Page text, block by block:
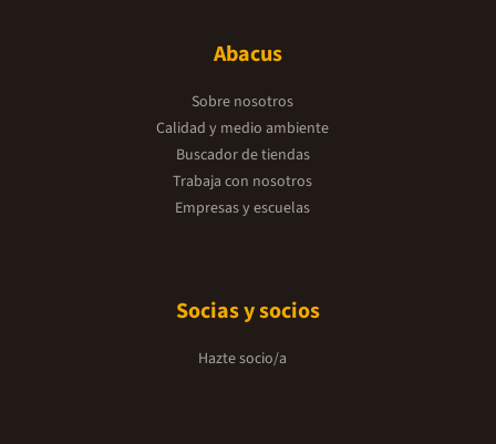
Abacus
Sobre nosotros
Calidad y medio ambiente
Buscador de tiendas
Trabaja con nosotros
Empresas y escuelas
Socias y socios
Hazte socio/a